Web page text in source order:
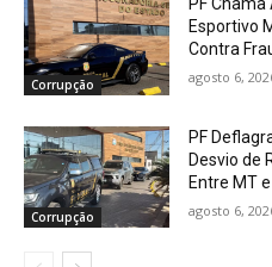
Corrupção
Esportivo
Contra
agosto 6,
Corrupção
PF
Desvio de
Entre MT
agosto 6,